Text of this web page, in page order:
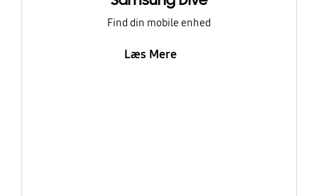
Find din mobile enhed
Læs Mere